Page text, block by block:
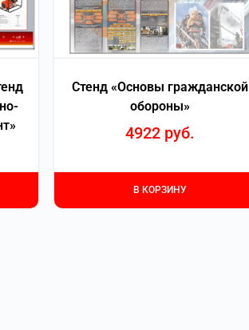
Стенд «Основы гражданской
обороны»
4922 руб.
В КОРЗИНУ